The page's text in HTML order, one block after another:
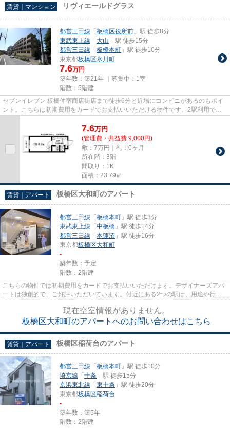
賃貸｜マンション リヴィエールドグラス
都営三田線 「 板橋区役所前 」駅 徒歩8分
東武東上線 「 大山 」駅 徒歩15分
都営三田線 「 板橋本町 」駅 徒歩10分
東京都板橋区氷川町
7.6万円
築年数：築21年 ｜募集中： 1室
階数：5階建
セブンイレブン 板橋仲宿商店街店まで徒歩6分と近場にコンビニがあるのもポイ
ント。こちらは初期費用をカードでお支払いいただける物件です。2駅利用でき
7.6万円
(管理費・共益費 9,000円)
敷：7万円｜礼：0ヶ月
所在階：3階
間取り：1K
面積：23.79㎡
賃貸｜アパート 板橋区大和町のアパート
都営三田線 「 板橋本町 」駅 徒歩3分
東武東上線 「 中板橋 」駅 徒歩14分
都営三田線 「 本蓮沼 」駅 徒歩16分
東京都板橋区大和町
-
築年数：予定
階数：2階建
こちらの物件では初期費用をカードでお支払いいただけます。デザイナーズアパ
ートは独創的で、ご好評いただいています。付近にある2つの駅は、用途や行き
現在空室情報がありません。
板橋区大和町のアパートへのお問い合わせはこちら
賃貸｜アパート 板橋区稲荷台のアパート
都営三田線 「 板橋本町 」駅 徒歩10分
埼京線 「 十条 」駅 徒歩15分
京浜東北線 「 東十条 」駅 徒歩20分
東京都板橋区稲荷台
-
築年数：築5年
階数：2階建